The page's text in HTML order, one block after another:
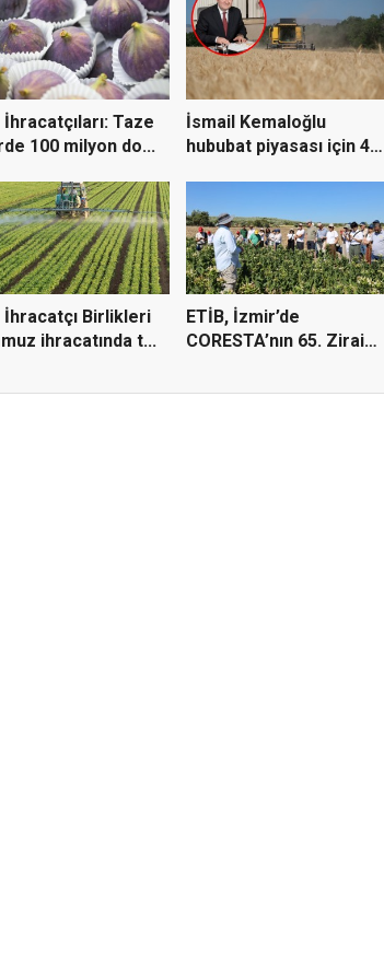
İhracatçıları: Taze
100 milyon do...
İsmail Kemaloğlu
hububat piyasası için 4
İhracatçı Birlikleri
ihracatında t...
ETİB, İzmir’de
CORESTA’nın 65. Zirai